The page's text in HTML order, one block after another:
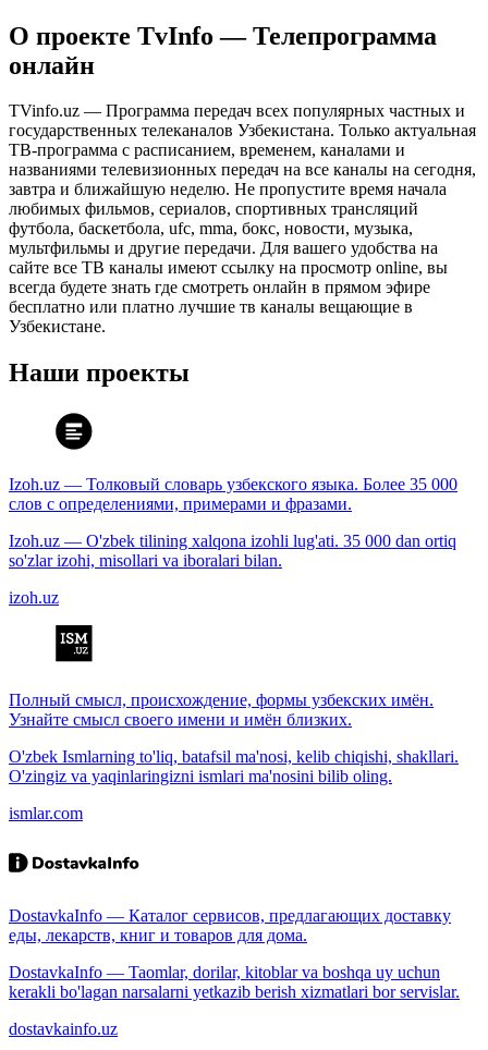
О проекте TvInfo — Телепрограмма
онлайн
TVinfo.uz — Программа передач всех популярных частных и
государственных телеканалов Узбекистана. Только актуальная
ТВ-программа с расписанием, временем, каналами и
названиями телевизионных передач на все каналы на сегодня,
завтра и ближайшую неделю. Не пропустите время начала
любимых фильмов, сериалов, спортивных трансляций
футбола, баскетбола, ufc, mma, бокс, новости, музыка,
мультфильмы и другие передачи. Для вашего удобства на
сайте все ТВ каналы имеют ссылку на просмотр online, вы
всегда будете знать где смотреть онлайн в прямом эфире
бесплатно или платно лучшие тв каналы вещающие в
Узбекистане.
Наши проекты
Izoh.uz — Толковый словарь узбекского языка. Более 35 000
слов с определениями, примерами и фразами.
Izoh.uz — O'zbek tilining xalqona izohli lug'ati. 35 000 dan ortiq
so'zlar izohi, misollari va iboralari bilan.
izoh.uz
Полный смысл, происхождение, формы узбекских имён.
Узнайте смысл своего имени и имён близких.
O'zbek Ismlarning to'liq, batafsil ma'nosi, kelib chiqishi, shakllari.
O'zingiz va yaqinlaringizni ismlari ma'nosini bilib oling.
ismlar.com
DostavkaInfo — Каталог сервисов, предлагающих доставку
еды, лекарств, книг и товаров для дома.
DostavkaInfo — Taomlar, dorilar, kitoblar va boshqa uy uchun
kerakli bo'lagan narsalarni yetkazib berish xizmatlari bor servislar.
dostavkainfo.uz